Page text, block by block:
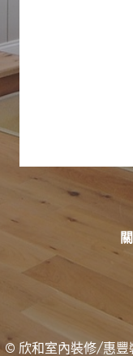
© 欣和室內裝修/惠豐